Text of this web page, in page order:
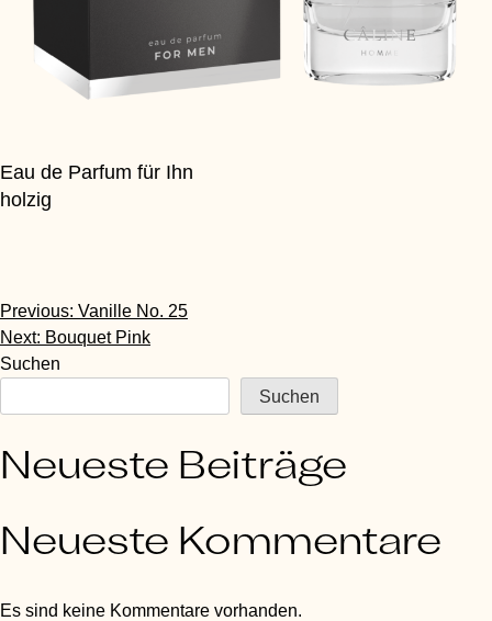
Eau de Parfum für Ihn
holzig
Beitragsnavigation
Previous: Vanille No. 25
Next: Bouquet Pink
Suchen
Suchen
Neueste Beiträge
Neueste Kommentare
Es sind keine Kommentare vorhanden.